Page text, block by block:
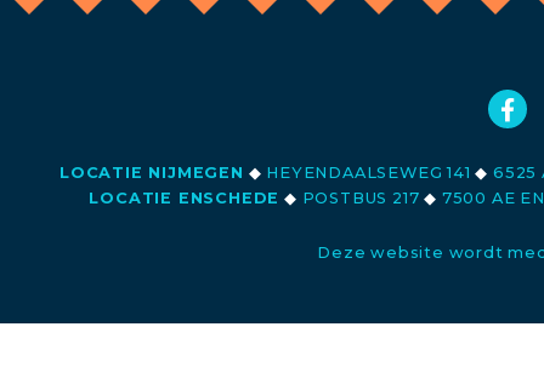
LOCATIE NIJMEGEN ◆ HEYENDAALSEWEG 141◆ 6525
LOCATIE ENSCHEDE ◆ POSTBUS 217◆ 7500 AE
Deze website wordt